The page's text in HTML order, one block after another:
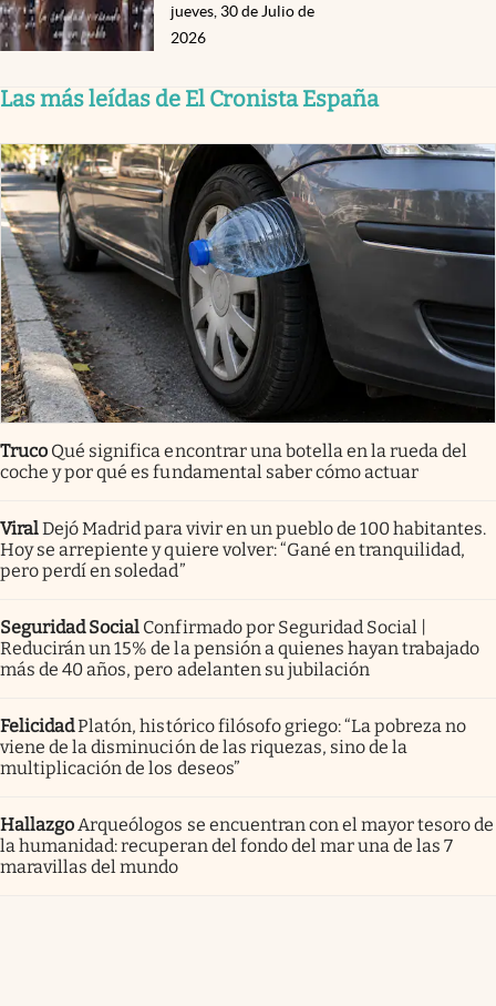
jueves, 30 de Julio de
2026
Las más leídas de El Cronista España
Truco Qué significa encontrar una botella en la rueda del
coche y por qué es fundamental saber cómo actuar
ViralDejó Madrid para vivir en un pueblo de 100 habitantes.
Hoy se arrepiente y quiere volver: “Gané en tranquilidad,
pero perdí en soledad”
Seguridad Social Confirmado por Seguridad Social |
Reducirán un 15% de la pensión a quienes hayan trabajado
más de 40 años, pero adelanten su jubilación
FelicidadPlatón, histórico filósofo griego: “La pobreza no
viene de la disminución de las riquezas, sino de la
multiplicación de los deseos”
Hallazgo Arqueólogos se encuentran con el mayor tesoro de
la humanidad: recuperan del fondo del mar una de las 7
maravillas del mundo